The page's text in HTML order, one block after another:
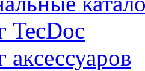
TecDoc
аксессуаров